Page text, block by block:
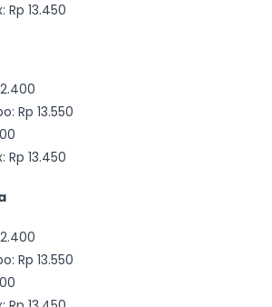
13.450
Rp 13.550
13.450
Rp 13.550